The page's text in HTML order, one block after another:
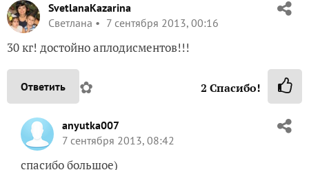
SvetlanaKazarina
Светлана
7 сентября 2013, 00:16
30 кг! достойно аплодисментов!!!
Ответить ✿ 2 Спасибо!
anyutka007
7 сентября 2013, 08:42
спасибо большое)